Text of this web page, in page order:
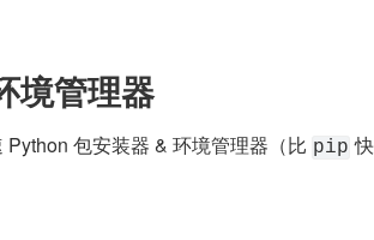
境管理器
包安装器 & 环境管理器（比 pip